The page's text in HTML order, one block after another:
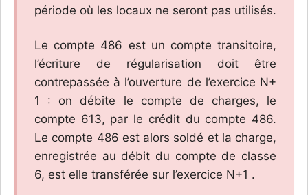
période où les locaux ne seront pas utilisés.
Le compte 486 est un compte transitoire,
l’écriture de régularisation doit être
contrepassée à l’ouverture de l’exercice N+
1 : on débite le compte de charges, le
compte 613, par le crédit du compte 486.
Le compte 486 est alors soldé et la charge,
enregistrée au débit du compte de classe
6, est elle transférée sur l’exercice N+1 .